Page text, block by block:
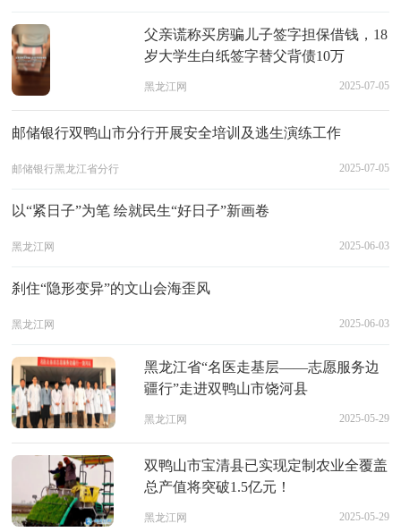
父亲谎称买房骗儿子签字担保借钱，18
岁大学生白纸签字替父背债10万
黑龙江网 2025-07-05
邮储银行双鸭山市分行开展安全培训及逃生演练工作
邮储银行黑龙江省分行 2025-07-05
以“紧日子”为笔 绘就民生“好日子”新画卷
黑龙江网 2025-06-03
刹住“隐形变异”的文山会海歪风
黑龙江网 2025-06-03
黑龙江省“名医走基层——志愿服务边
疆行”走进双鸭山市饶河县
黑龙江网 2025-05-29
双鸭山市宝清县已实现定制农业全覆盖
总产值将突破1.5亿元！
黑龙江网 2025-05-29